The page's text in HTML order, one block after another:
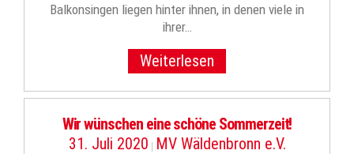
Balkonsingen liegen hinter ihnen, in denen viele in
ihrer…
Weiterlesen
Wir wünschen eine schöne Sommerzeit!
31. Juli 2020 | MV Wäldenbronn e.V.